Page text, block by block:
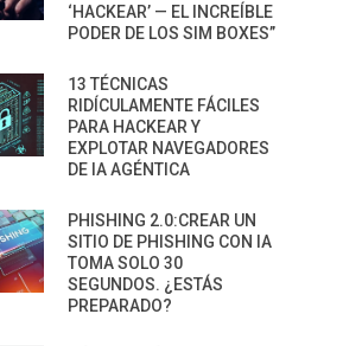
‘HACKEAR’ — EL INCREÍBLE
PODER DE LOS SIM BOXES”
13 TÉCNICAS
RIDÍCULAMENTE FÁCILES
PARA HACKEAR Y
EXPLOTAR NAVEGADORES
DE IA AGÉNTICA
PHISHING 2.0:CREAR UN
SITIO DE PHISHING CON IA
TOMA SOLO 30
SEGUNDOS. ¿ESTÁS
PREPARADO?